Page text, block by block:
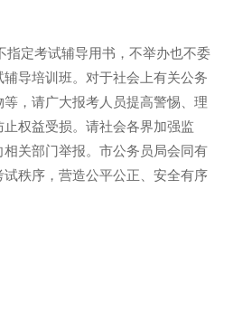
指定考试辅导用书，不举办也不委
导培训班。对于社会上有关公务
，请广大报考人员提高警惕、理
权益受损。请社会各界加强监
关部门举报。市公务员局会同有
秩序，营造公平公正
安全有序